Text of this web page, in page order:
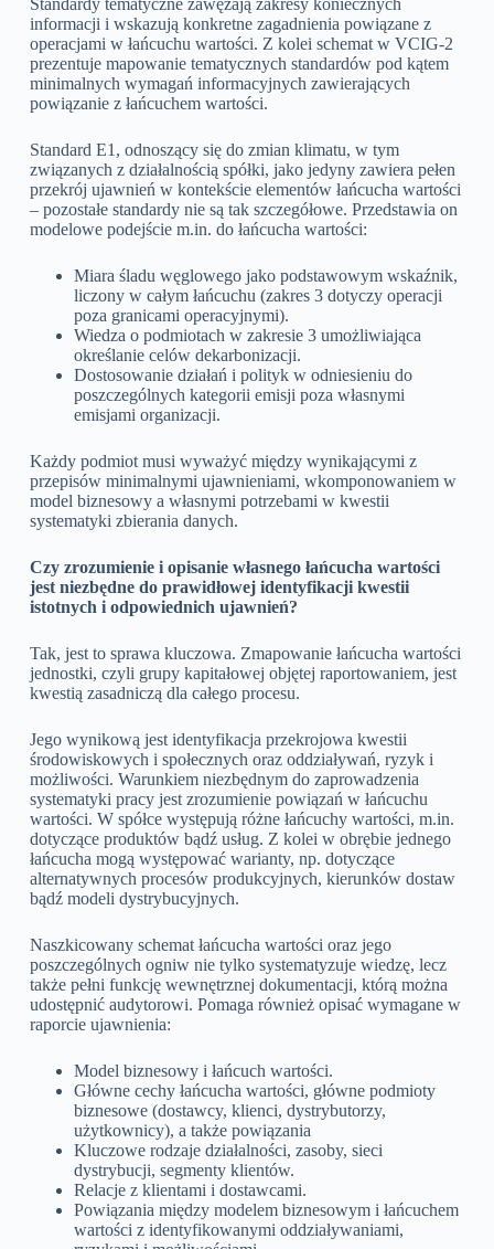
Standardy tematyczne zawężają zakresy koniecznych
informacji i wskazują konkretne zagadnienia powiązane z
operacjami w łańcuchu wartości. Z kolei schemat w VCIG-2
prezentuje mapowanie tematycznych standardów pod kątem
minimalnych wymagań informacyjnych zawierających
powiązanie z łańcuchem wartości.
Standard E1, odnoszący się do zmian klimatu, w tym
związanych z działalnością spółki, jako jedyny zawiera pełen
przekrój ujawnień w kontekście elementów łańcucha wartości
– pozostałe standardy nie są tak szczegółowe. Przedstawia on
modelowe podejście m.in. do łańcucha wartości:
Miara śladu węglowego jako podstawowym wskaźnik,
liczony w całym łańcuchu (zakres 3 dotyczy operacji
poza granicami operacyjnymi).
Wiedza o podmiotach w zakresie 3 umożliwiająca
określanie celów dekarbonizacji.
Dostosowanie działań i polityk w odniesieniu do
poszczególnych kategorii emisji poza własnymi
emisjami organizacji.
Każdy podmiot musi wyważyć między wynikającymi z
przepisów minimalnymi ujawnieniami, wkomponowaniem w
model biznesowy a własnymi potrzebami w kwestii
systematyki zbierania danych.
Czy zrozumienie i opisanie własnego łańcucha wartości
jest niezbędne do prawidłowej identyfikacji kwestii
istotnych i odpowiednich ujawnień?
Tak, jest to sprawa kluczowa. Zmapowanie łańcucha wartości
jednostki, czyli grupy kapitałowej objętej raportowaniem, jest
kwestią zasadniczą dla całego procesu.
Jego wynikową jest identyfikacja przekrojowa kwestii
środowiskowych i społecznych oraz oddziaływań, ryzyk i
możliwości. Warunkiem niezbędnym do zaprowadzenia
systematyki pracy jest zrozumienie powiązań w łańcuchu
wartości. W spółce występują różne łańcuchy wartości, m.in.
dotyczące produktów bądź usług. Z kolei w obrębie jednego
łańcucha mogą występować warianty, np. dotyczące
alternatywnych procesów produkcyjnych, kierunków dostaw
bądź modeli dystrybucyjnych.
Naszkicowany schemat łańcucha wartości oraz jego
poszczególnych ogniw nie tylko systematyzuje wiedzę, lecz
także pełni funkcję wewnętrznej dokumentacji, którą można
udostępnić audytorowi. Pomaga również opisać wymagane w
raporcie ujawnienia:
Model biznesowy i łańcuch wartości.
Główne cechy łańcucha wartości, główne podmioty
biznesowe (dostawcy, klienci, dystrybutorzy,
użytkownicy), a także powiązania
Kluczowe rodzaje działalności, zasoby, sieci
dystrybucji, segmenty klientów.
Relacje z klientami i dostawcami.
Powiązania między modelem biznesowym i łańcuchem
wartości z identyfikowanymi oddziaływaniami,